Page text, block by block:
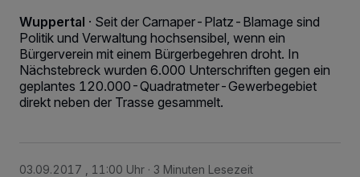
Wuppertal · Seit der Carnaper-Platz-Blamage sind
Politik und Verwaltung hochsensibel, wenn ein
Bürgerverein mit einem Bürgerbegehren droht. In
Nächstebreck wurden 6.000 Unterschriften gegen ein
geplantes 120.000-Quadratmeter-Gewerbegebiet
direkt neben der Trasse gesammelt.
03.09.2017 , 11:00 Uhr 3 Minuten Lesezeit